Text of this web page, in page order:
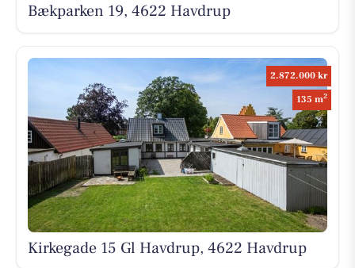
Bækparken 19, 4622 Havdrup
2.872.000 kr
135 m2
Kirkegade 15 Gl Havdrup, 4622 Havdrup